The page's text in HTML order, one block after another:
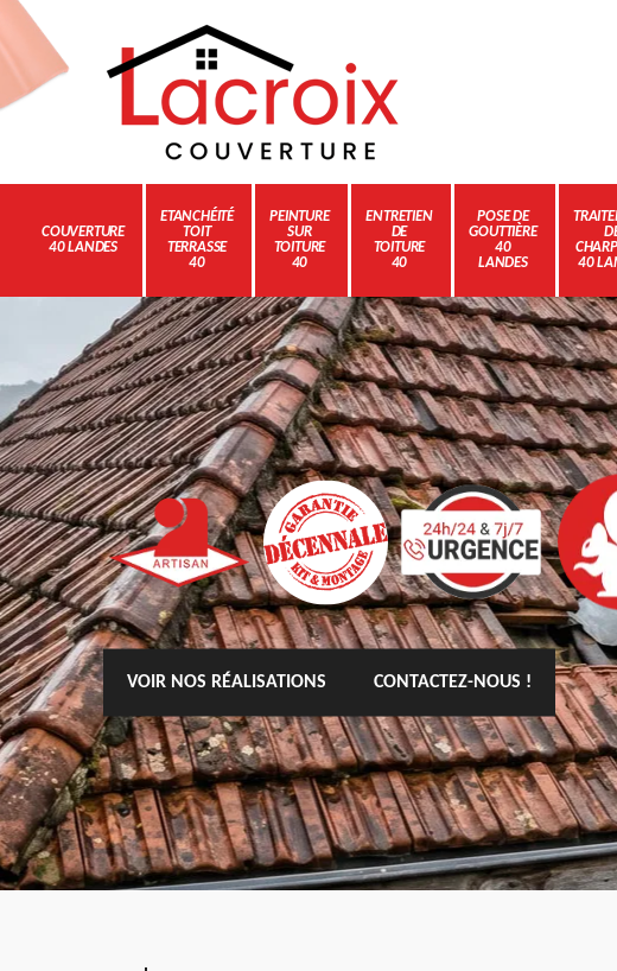
COUVERTURE
40 LANDES
ETANCHÉITÉ
TOIT
TERRASSE
40
PEINTURE
SUR
TOITURE
40
ENTRETIEN
DE
TOITURE
40
POSE DE
GOUTTIÈRE
40
LANDES
40
VOIR NOS RÉALISATIONS CONTACTEZ-NOUS !